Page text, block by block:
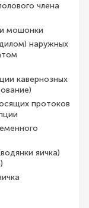
члена
мошонки
наружных
кавернозных
протоков
яичка)